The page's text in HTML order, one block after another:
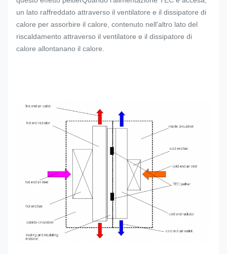
un lato raffreddato attraverso il ventilatore e il dissipatore di
calore per assorbire il calore, contenuto nell'altro lato del
riscaldamento attraverso il ventilatore e il dissipatore di
calore allontanano il calore.